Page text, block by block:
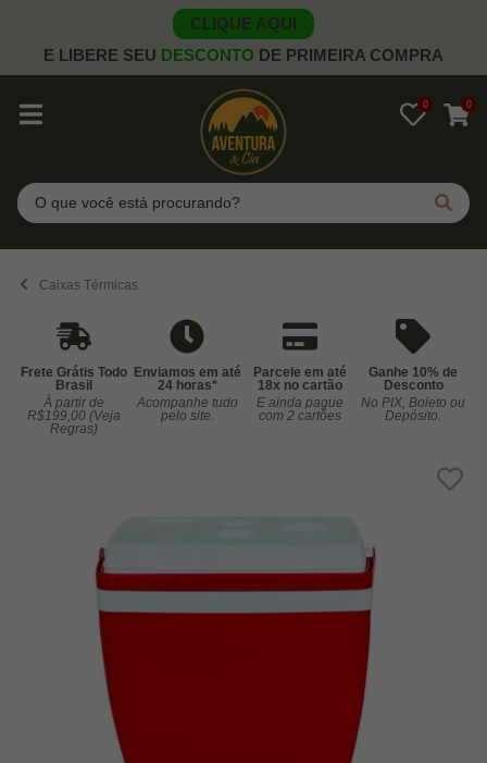
CLIQUE AQUI
E LIBERE SEU DESCONTO DE PRIMEIRA COMPRA
0 0
Pesquisar
Caixas Térmicas
Frete Grátis Todo
Brasil
À partir de
R$199,00 (Veja
Regras)
Enviamos em até
24 horas*
Acompanhe tudo
pelo site.
Parcele em até
18x no cartão
E ainda pague
com 2 cartões
Ganhe 10% de
Desconto
No PIX, Boleto ou
Depósito.